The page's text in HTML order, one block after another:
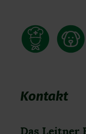
Kontakt
Das Leitner